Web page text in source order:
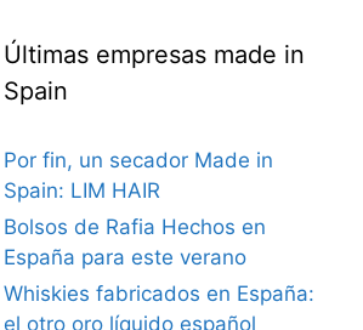
Últimas empresas made in
Spain
Por fin, un secador Made in
Spain: LIM HAIR
Bolsos de Rafia Hechos en
España para este verano
Whiskies fabricados en España:
el otro oro líquido español